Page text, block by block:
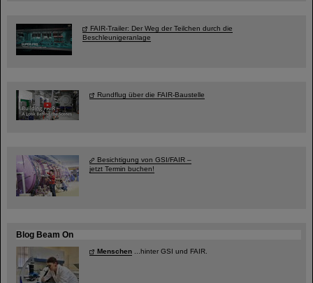
FAIR-Trailer: Der Weg der Teilchen durch die
Beschleunigeranlage
Rundflug über die FAIR-Baustelle
Besichtigung von GSI/FAIR –
jetzt Termin buchen!
Blog Beam On
Menschen ...hinter GSI und FAIR.